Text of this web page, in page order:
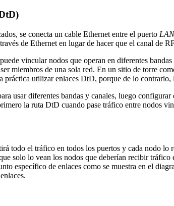
se conecta un cable Ethernet entre el puerto LAN
de Ethernet en lugar de hacer que el canal de
vincular nodos que operan en diferentes
miembros de una sola red. En un sitio de torre
práctica utilizar enlaces DtD, porque de lo
usar diferentes bandas y canales, luego
la ruta DtD cuando pase tráfico entre nodos
todo el tráfico en todos los puertos y cada nodo
solo lo vean los nodos que deberían recibir
específico de enlaces como se muestra en el